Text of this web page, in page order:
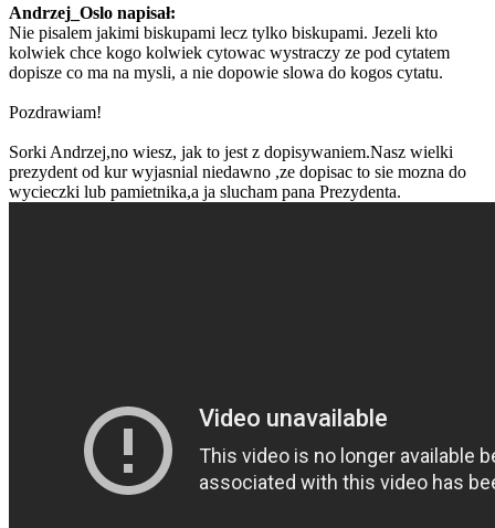
Andrzej_Oslo napisał:
Nie pisalem jakimi biskupami lecz tylko biskupami. Jezeli kto
kolwiek chce kogo kolwiek cytowac wystraczy ze pod cytatem
dopisze co ma na mysli, a nie dopowie slowa do kogos cytatu.
Pozdrawiam!
Sorki Andrzej,no wiesz, jak to jest z dopisywaniem.Nasz wielki
prezydent od kur wyjasnial niedawno ,ze dopisac to sie mozna do
wycieczki lub pamietnika,a ja slucham pana Prezydenta.